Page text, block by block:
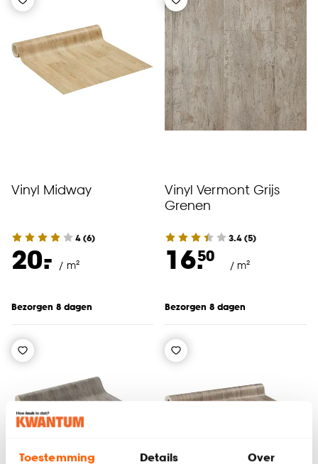
Toestemming Details Over
Vinyl Midway
4(6)
20.
- / m²
Bezorgen 8 dagen
Vinyl Vermont Grijs
Grenen
3.4(5)
16.50
/ m²
Bezorgen 8 dagen